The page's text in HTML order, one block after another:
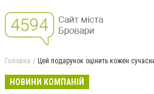
Головна Цей подарунок оцінить кожен
НОВИНИ КОМПАНІЙ